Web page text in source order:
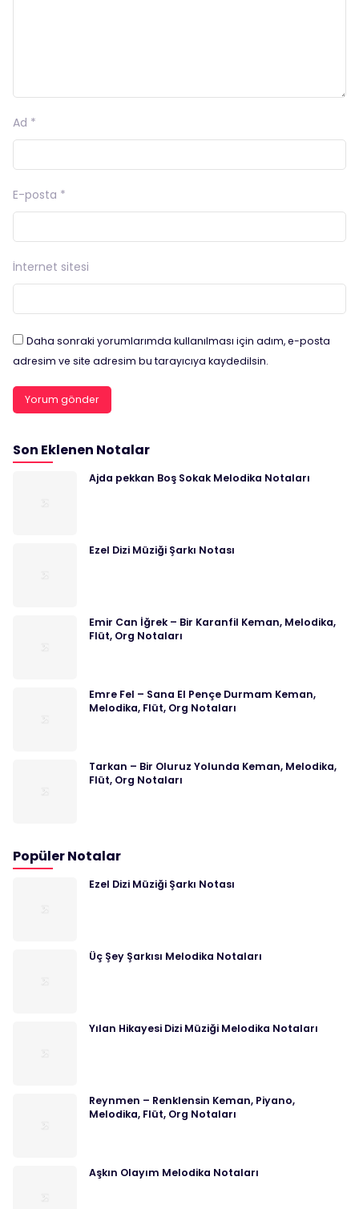
Ad *
E-posta *
İnternet sitesi
Daha sonraki yorumlarımda kullanılması için adım, e-posta
adresim ve site adresim bu tarayıcıya kaydedilsin.
Son Eklenen Notalar
Ajda pekkan Boş Sokak Melodika Notaları
Ezel Dizi Müziği Şarkı Notası
Emir Can İğrek – Bir Karanfil Keman, Melodika,
Flüt, Org Notaları
Emre Fel – Sana El Pençe Durmam Keman,
Melodika, Flüt, Org Notaları
Tarkan – Bir Oluruz Yolunda Keman, Melodika,
Flüt, Org Notaları
Popüler Notalar
Ezel Dizi Müziği Şarkı Notası
Üç Şey Şarkısı Melodika Notaları
Yılan Hikayesi Dizi Müziği Melodika Notaları
Reynmen – Renklensin Keman, Piyano,
Melodika, Flüt, Org Notaları
Aşkın Olayım Melodika Notaları